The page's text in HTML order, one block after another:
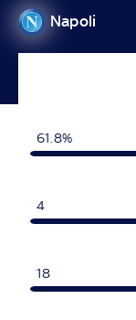
Napoli
61.8%
4
18